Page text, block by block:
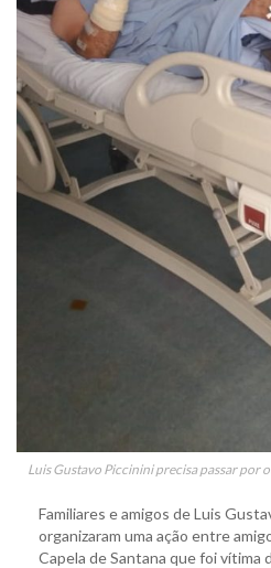
Luis Gustavo Piccinini precisa passar por
Familiares e amigos de Luis
organizaram uma ação entre
Capela de Santana que foi vítima